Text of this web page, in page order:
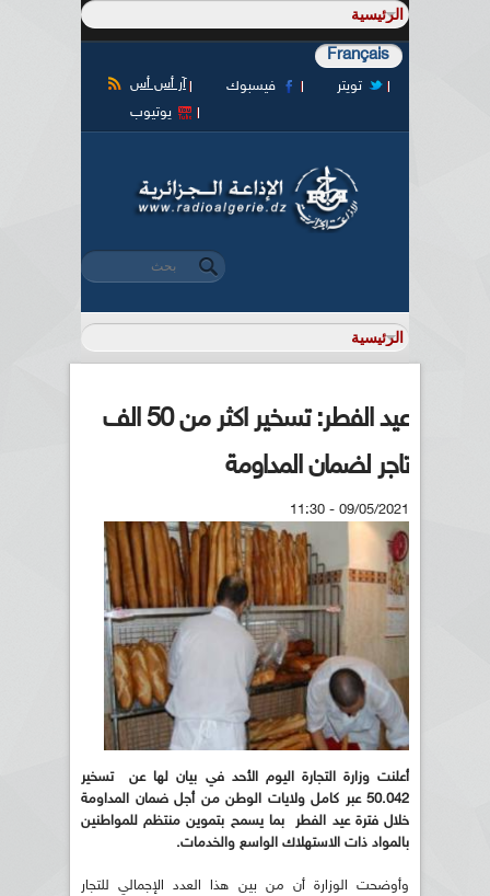
Français
آر أس أس فيسبوك
تويتر
يوتيوب
استمارة البحث
‏بحث ‏
عيد الفطر: تسخير اكثر من 50 الف
تاجر لضمان المداومة
09/05/2021 - 11:30
أعلنت وزارة التجارة اليوم الأحد في بيان لها عن تسخير
50.042 عبر كامل ولايات الوطن من أجل ضمان المداومة
خلال فترة عيد الفطر بما يسمح بتموين منتظم للمواطنين
بالمواد ذات الاستهلاك الواسع والخدمات.
وأوضحت الوزارة أن من بين هذا العدد الإجمالي للتجار